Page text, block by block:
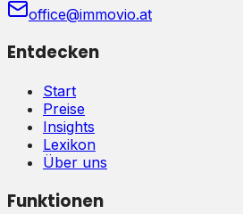
office@immovio.at
Entdecken
Start
Preise
Insights
Lexikon
Über uns
Funktionen